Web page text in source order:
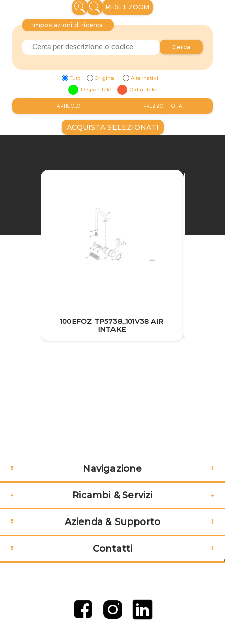
RESET ZOOM
Cerca
Impostazioni di ricerca
Tutti Originali
Alternativi
Disponibile
Ordinabile
ARTICOLO PREZZO QT.A
ACQUISTA SELEZIONATI
100EFOZ TP5738_101V38 AIR
INTAKE
Navigazione
Ricambi & Servizi
Azienda & Supporto
Contatti